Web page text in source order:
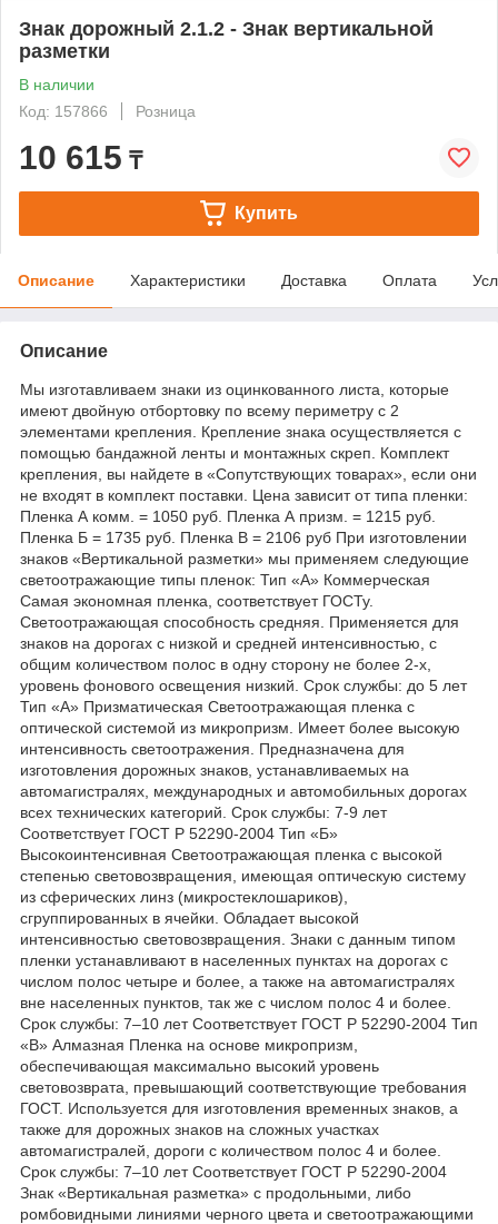
Знак дорожный 2.1.2 - Знак вертикальной
разметки
В наличии
Код: 157866
Розница
10 615 ₸
Купить
Описание Характеристики Доставка Оплата
Описание
Мы изготавливаем знаки из оцинкованного листа, которые
имеют двойную отбортовку по всему периметру с 2
элементами крепления. Крепление знака осуществляется с
помощью бандажной ленты и монтажных скреп. Комплект
крепления, вы найдете в «Сопутствующих товарах», если они
не входят в комплект поставки. Цена зависит от типа пленки:
Пленка А комм. = 1050 руб. Пленка А призм. = 1215 руб.
Пленка Б = 1735 руб. Пленка В = 2106 руб При изготовлении
знаков «Вертикальной разметки» мы применяем следующие
светоотражающие типы пленок: Тип «А» Коммерческая
Самая экономная пленка, соответствует ГОСТу.
Светоотражающая способность средняя. Применяется для
знаков на дорогах с низкой и средней интенсивностью, с
общим количеством полос в одну сторону не более 2-х,
уровень фонового освещения низкий. Срок службы: до 5 лет
Тип «А» Призматическая Светоотражающая пленка с
оптической системой из микропризм. Имеет более высокую
интенсивность светоотражения. Предназначена для
изготовления дорожных знаков, устанавливаемых на
автомагистралях, международных и автомобильных дорогах
всех технических категорий. Срок службы: 7-9 лет
Соответствует ГОСТ Р 52290-2004 Тип «Б»
Высокоинтенсивная Светоотражающая пленка с высокой
степенью световозвращения, имеющая оптическую систему
из сферических линз (микростеклошариков),
сгруппированных в ячейки. Обладает высокой
интенсивностью световозвращения. Знаки с данным типом
пленки устанавливают в населенных пунктах на дорогах с
числом полос четыре и более, а также на автомагистралях
вне населенных пунктов, так же с числом полос 4 и более.
Срок службы: 7–10 лет Соответствует ГОСТ Р 52290-2004 Тип
«В» Алмазная Пленка на основе микропризм,
обеспечивающая максимально высокий уровень
световозврата, превышающий соответствующие требования
ГОСТ. Используется для изготовления временных знаков, а
также для дорожных знаков на сложных участках
автомагистралей, дороги с количеством полос 4 и более.
Срок службы: 7–10 лет Соответствует ГОСТ Р 52290-2004
Знак «Вертикальная разметка» с продольными, либо
ромбовидными линиями черного цвета и светоотражающими